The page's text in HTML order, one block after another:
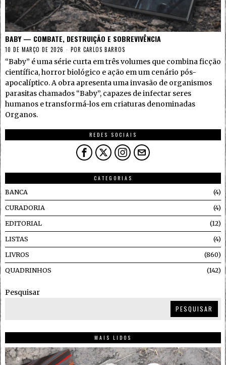
BABY — COMBATE, DESTRUIÇÃO E SOBREVIVÊNCIA
10 DE MARÇO DE 2026 POR CARLOS BARROS
“Baby” é uma série curta em três volumes que combina ficção
científica, horror biológico e ação em um cenário pós-
apocalíptico. A obra apresenta uma invasão de organismos
parasitas chamados “Baby”, capazes de infectar seres
humanos e transformá-los em criaturas denominadas
Organos.
REDES SOCIAIS
CATEGORIAS
BANCA
4
CURADORIA 4
EDITORIAL 12
LISTAS 4
LIVROS 860
QUADRINHOS 142
Pesquisar
PESQUISAR
MAIS LIDOS